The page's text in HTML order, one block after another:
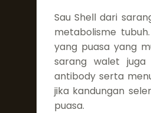
Sau Shell dari
metabolisme
yang puasa yang
sarang walet juga
antibody serta
jika kandungan
puasa.